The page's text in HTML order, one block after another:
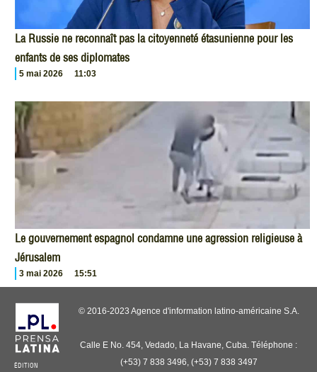
La Russie ne reconnaît pas la citoyenneté étasunienne pour les
enfants de ses diplomates
5 mai 2026 11:03
Le gouvernement espagnol condamne une agression religieuse à
Jérusalem
3 mai 2026 15:51
ÉDITION
© 2016-2023 Agence d'information latino-américaine S.A.
Calle E No. 454, Vedado, La Havane, Cuba. Téléphone :
(+53) 7 838 3496, (+53) 7 838 3497